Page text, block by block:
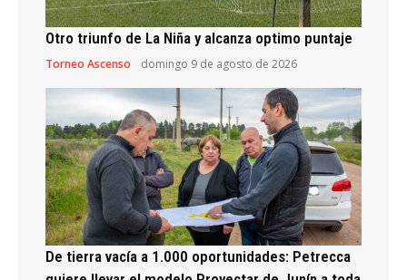
Otro triunfo de La Niña y alcanza optimo puntaje
Torneo Ascenso domingo 9 de agosto de 2026
De tierra vacía a 1.000 oportunidades: Petrecca